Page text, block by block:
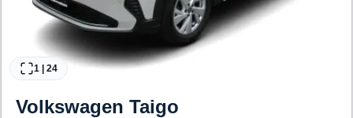
1 24
Volkswagen Taigo